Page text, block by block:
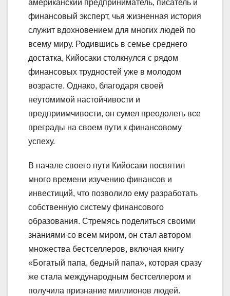
американский предприниматель, писатель и
финансовый эксперт, чья жизненная история
служит вдохновением для многих людей по
всему миру. Родившись в семье среднего
достатка, Кийосаки столкнулся с рядом
финансовых трудностей уже в молодом
возрасте. Однако, благодаря своей
неутомимой настойчивости и
предприимчивости, он сумел преодолеть все
преграды на своем пути к финансовому
успеху.
В начале своего пути Кийосаки посвятил
много времени изучению финансов и
инвестиций, что позволило ему разработать
собственную систему финансового
образования. Стремясь поделиться своими
знаниями со всем миром, он стал автором
множества бестселлеров, включая книгу
«Богатый папа, бедный папа», которая сразу
же стала международным бестселлером и
получила признание миллионов людей.